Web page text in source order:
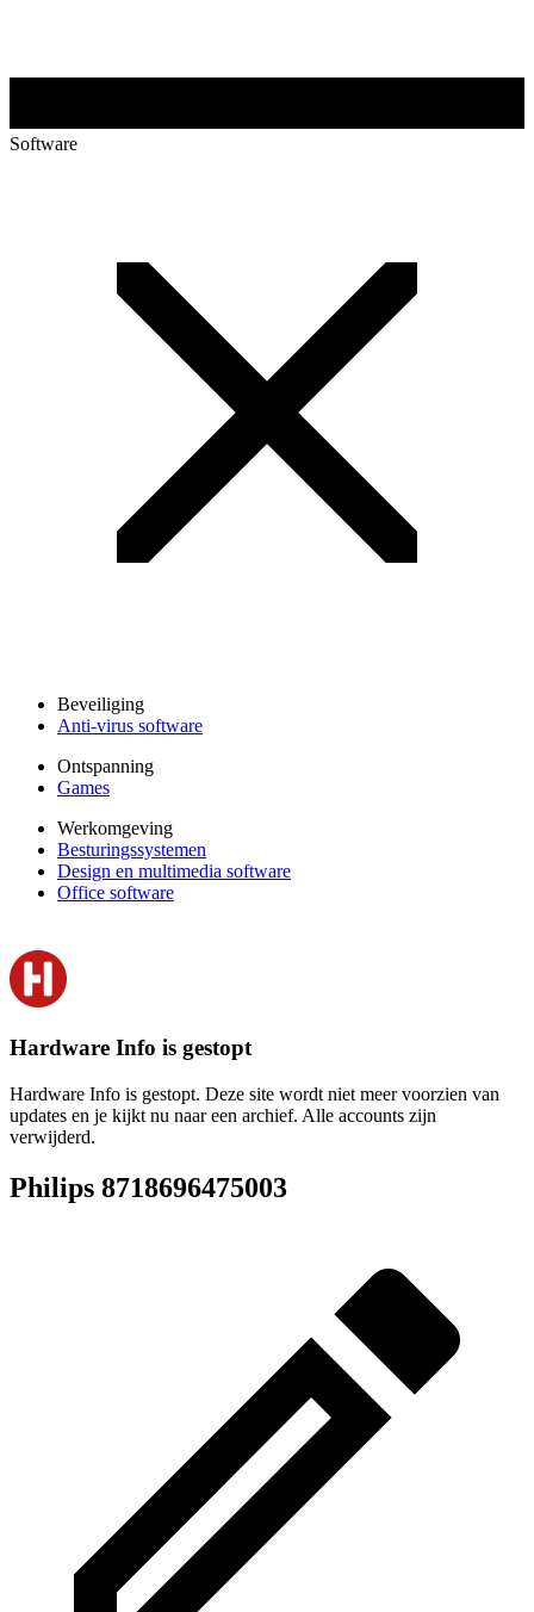
Software
Beveiliging
Anti-virus software
Ontspanning
Games
Werkomgeving
Besturingssystemen
Design en multimedia software
Office software
Hardware Info is gestopt
Hardware Info is gestopt. Deze site wordt niet meer voorzien van
updates en je kijkt nu naar een archief. Alle accounts zijn
verwijderd.
Philips 8718696475003